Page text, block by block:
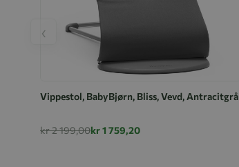
Vippestol, BabyBjørn, Bliss, Vevd, Antracitgrå
kr 2 199,00kr 1 759,20
‹